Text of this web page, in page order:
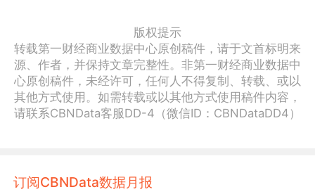
版权提示
转载第一财经商业数据中心原创稿件，请于文首标明来
源、作者，并保持文章完整性。非第一财经商业数据中
心原创稿件，未经许可，任何人不得复制、转载、或以
其他方式使用。如需转载或以其他方式使用稿件内容，
请联系CBNData客服DD-4（微信ID：CBNDataDD4）
订阅CBNData数据月报